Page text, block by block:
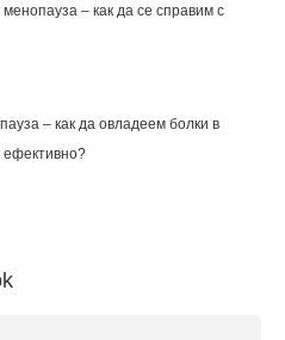
– как да се справим с
– как да овладеем болки в
ефективно?